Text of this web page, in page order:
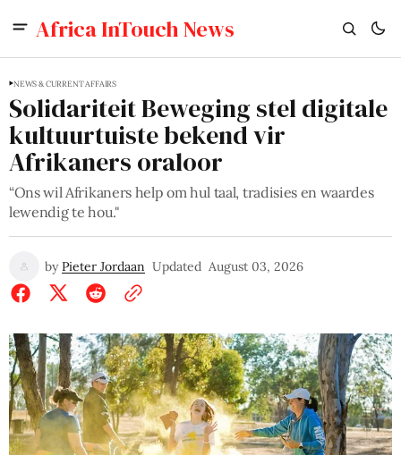
Africa InTouch News
NEWS & CURRENT AFFAIRS
Solidariteit Beweging stel digitale
kultuurtuiste bekend vir
Afrikaners oraloor
“Ons wil Afrikaners help om hul taal, tradisies en waardes
lewendig te hou."
by Pieter Jordaan Updated August 03, 2026